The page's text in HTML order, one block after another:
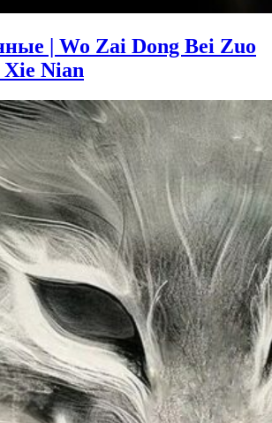
| Wo Zai Dong Bei Zuo
Nian